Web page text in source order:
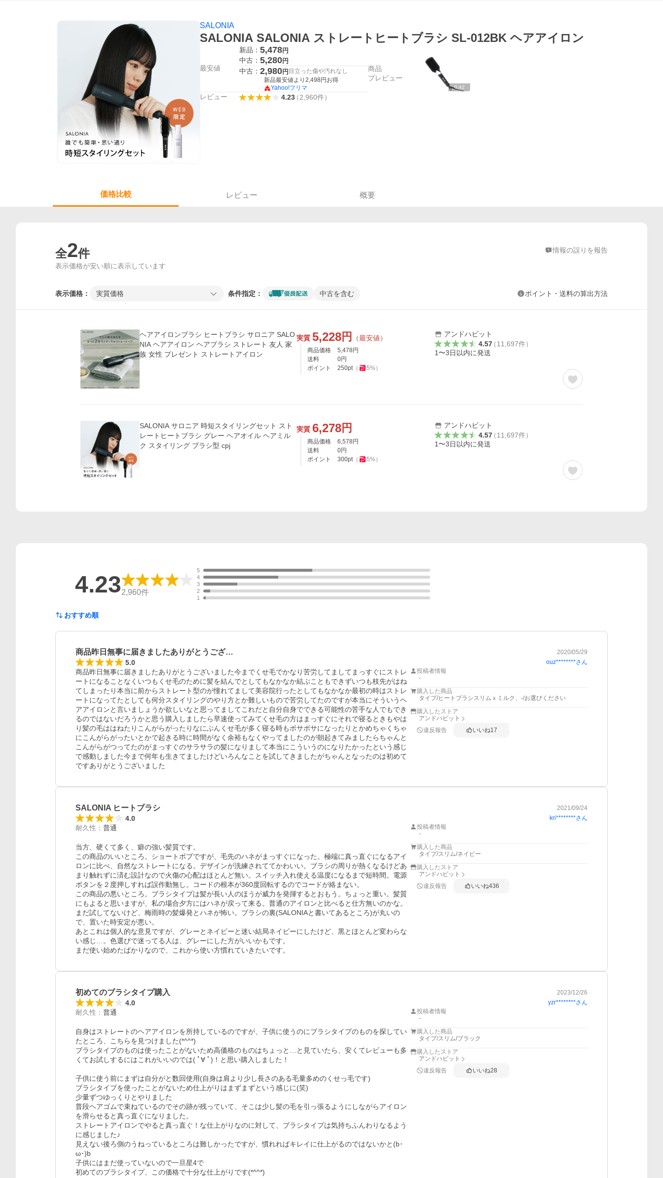
SALONIA
SALONIA SALONIA ストレートヒートブラシ SL-012BK ヘアアイロン
最安値
新品： 5,478円
中古： 5,280円
中古： 2,980円 目立った傷や汚れなし
新品最安値より 2,498 円お得
Yahoo!フリマ
レビュー 4.23（2,960件）
商品
プレビュー
0:42
価格比較 レビュー 概要
全2件 情報の誤りを報告
表示価格が安い順に表示しています
表示価格： 実質価格 条件指定： 中古を含む ポイント・送料の算出方法
ヘアアイロンブラシ ヒートブラシ サロニア SALO
NIA ヘアアイロン ヘアブラシ ストレート 友人 家
族 女性 プレゼント ストレートアイロン
実質 5,228円 （最安値）
商品価格 5,478 円
送料
0円
ポイント
250pt（ 5%）
アンドハビット
4.57（11,697件）
1〜3日以内に発送
SALONIA サロニア 時短スタイリングセット スト
レートヒートブラシ グレー ヘアオイル ヘアミル
ク スタイリング ブラシ型 cpj
実質 6,278円
商品価格 6,578 円
送料
0円
ポイント
300pt（ 5%）
アンドハビット
4.57（11,697件）
1〜3日以内に発送
4.232,960件
5
4
3
2
1
おすすめ順
商品昨日無事に届きましたありがとうござ… 2020/05/29
5.0 ouz********さん
商品昨日無事に届きましたありがとうございました今までくせ毛でかなり苦労してましてまっすぐにストレ
ートになることなくいつもくせ毛のために髪を結んでとしてもなかなか結ぶこともできずいつも枝先がはね
てしまったり本当に前からストレート型のが憧れてまして美容院行ったとしてもなかなか最初の時はストレ
ートになってたとしても何分スタイリングのやり方とか難しいもので苦労してたのですが本当にそういうヘ
アアイロンと言いましょうか欲しいなと思ってましてこれだと自分自身でできる可能性の苦手な人でもでき
るのではないだろうかと思う購入しましたら早速使ってみてくせ毛の方はまっすぐにそれで寝るときもやは
り髪の毛ははねたりこんがらがったりなにぶんくせ毛が多く寝る時もボサボサになったりとかめちゃくちゃ
にこんがらがったいとかで起きる時に時間がなく余裕もなくやってましたのが朝起きてみましたらちゃんと
こんがらがつってたのがまっすぐのサラサラの髪になりまして本当にこういうのになりたかったという感じ
で感動しました今まで何年も生きてましたけどいろんなことを試してきましたがちゃんとなったのは初めて
ですありがとうございました
投稿者情報
-
購入した商品
タイプ/ヒートブラシスリムｘミルク、-/お選びください
購入したストア
アンドハビット
違反報告
いいね17
SALONIA ヒートブラシ 2021/09/24
4.0 kri********さん
耐久性 ： 普通
当方、硬くて多く、癖の強い髪質です。
この商品のいいところ。ショートボブですが、毛先のハネがまっすぐになった。極端に真っ直ぐになるアイ
ロンに比べ、自然なストレートになる。デザインが洗練されててかわいい。ブラシの周りが熱くなるけどあ
まり触れずに済む設計なので火傷の心配はほとんど無い。スイッチ入れ使える温度になるまで短時間。電源
ボタンを２度押しすれば誤作動無し。コードの根本が360度回転するのでコードが絡まない。
この商品の悪いところ。ブラシタイプは髪が長い人のほうが威力を発揮するとおもう。ちょっと重い。髪質
にもよると思いますが、私の場合夕方にはハネが戻って来る。普通のアイロンと比べると仕方無いのかな。
まだ試してないけど、梅雨時の髪爆発とハネが怖い。ブラシの裏(SALONIAと書いてあるところ)が丸いの
で、置いた時安定が悪い。
あとこれは個人的な意見ですが、グレーとネイビーと迷い結局ネイビーにしたけど、黒とほとんど変わらな
い感じ…。色選びで迷ってる人は、グレーにした方がいいかもです。
まだ使い始めたばかりなので、これから使い方慣れていきたいです。
投稿者情報
-
購入した商品
タイプ/スリム/ネイビー
購入したストア
アンドハビット
違反報告
いいね436
初めてのブラシタイプ購入 2023/12/26
4.0 yzr********さん
耐久性 ： 普通
自身はストレートのヘアアイロンを所持しているのですが、子供に使うのにブラシタイプのものを探してい
たところ、こちらを見つけました(*^^*)
ブラシタイプのものは使ったことがないため高価格のものはちょっと…と見ていたら、安くてレビューも多
くてお試しするにはこれがいいのでは( ﾟ∀ ﾟ)！と思い購入しました！
子供に使う前にまずは自分がと数回使用(自身は肩より少し長さのある毛量多めのくせっ毛です)
ブラシタイプを使ったことがないため仕上がりはまずまずという感じに(笑)
少量ずつゆっくりとやりました
普段ヘアゴムで束ねているのでその跡が残っていて、そこは少し髪の毛を引っ張るようにしながらアイロン
を滑らせると真っ直ぐになりました。
ストレートアイロンでやると真っ直ぐ！な仕上がりなのに対して、ブラシタイプは気持ちふんわりなるよう
に感じました♪
見えない後ろ側のうねっているところは難しかったですが、慣れればキレイに仕上がるのではないかと(b･
ω･)b
子供にはまだ使っていないので一旦星4で
初めてのブラシタイプ、この価格で十分な仕上がりです(*^^*)
投稿者情報
-
購入した商品
タイプ/スリム/ブラック
購入したストア
アンドハビット
違反報告
いいね28